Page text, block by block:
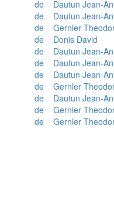
de Dautun Jean-
de Dautun Jean-
de Gernler
de Donis David
de Dautun Jean-
de Dautun Jean-
de Dautun Jean-
de Gernler
de Dautun Jean-
de Gernler
de Gernler